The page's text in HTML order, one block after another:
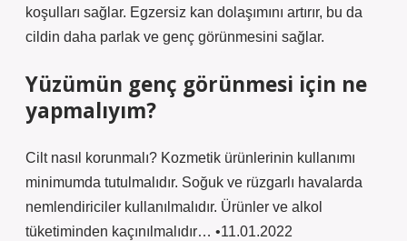
koşulları sağlar. Egzersiz kan dolaşımını artırır, bu da
cildin daha parlak ve genç görünmesini sağlar.
Yüzümün genç görünmesi için ne
yapmalıyım?
Cilt nasıl korunmalı? Kozmetik ürünlerinin kullanımı
minimumda tutulmalıdır. Soğuk ve rüzgarlı havalarda
nemlendiriciler kullanılmalıdır. Ürünler ve alkol
tüketiminden kaçınılmalıdır… •11.01.2022